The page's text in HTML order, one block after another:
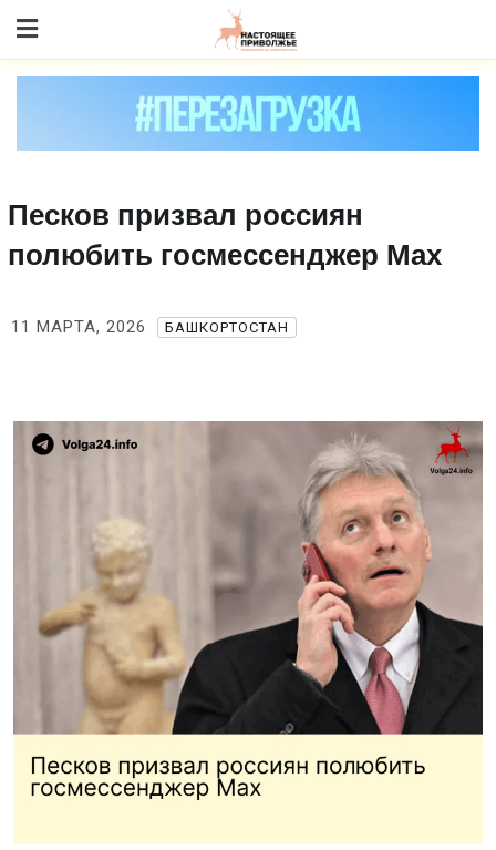
to content
Песков призвал россиян
полюбить госмессенджер Max
11 МАРТА, 2026 БАШКОРТОСТАН